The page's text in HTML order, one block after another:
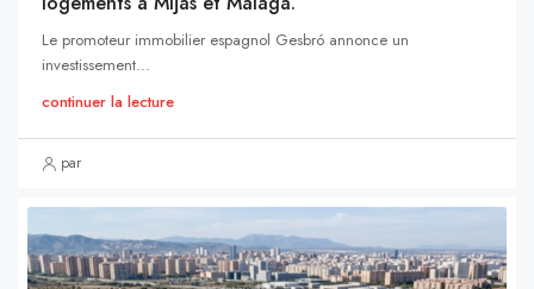
Le promoteur immobilier espagnol Gesbró annonce un
investissement...
continuer la lecture
par